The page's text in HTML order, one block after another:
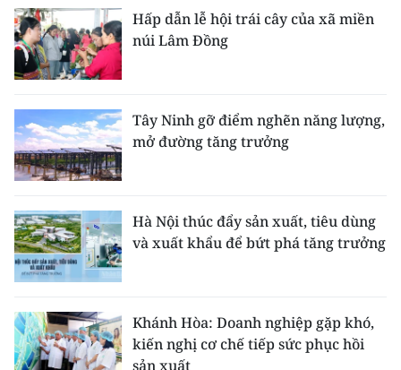
Hấp dẫn lễ hội trái cây của xã miền
núi Lâm Đồng
Tây Ninh gỡ điểm nghẽn năng lượng,
mở đường tăng trưởng
Hà Nội thúc đẩy sản xuất, tiêu dùng
và xuất khẩu để bứt phá tăng trưởng
Khánh Hòa: Doanh nghiệp gặp khó,
kiến nghị cơ chế tiếp sức phục hồi
sản xuất